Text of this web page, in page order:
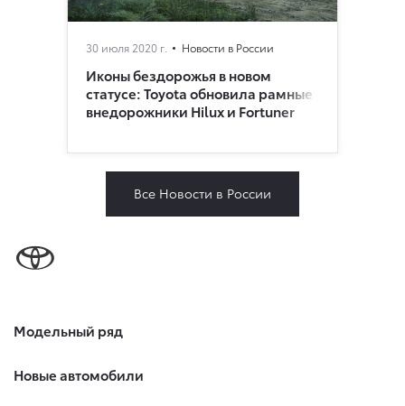
30 июля 2020 г. Новости в России
Иконы бездорожья в новом
статусе: Toyota обновила рамные
внедорoжники Hilux и Fortuner
Все Новости в России
Модельный ряд
Новые автомобили